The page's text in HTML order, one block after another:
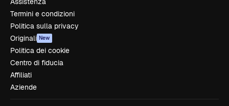
Termini e condizioni
Politica sulla privacy
Originali New
Politica dei cookie
Centro di fiducia
Affiliati
Aziende